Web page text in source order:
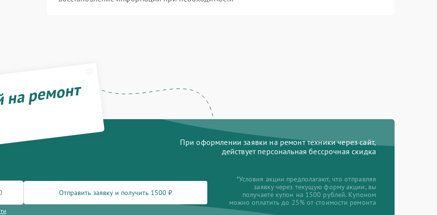
ремонт
При оформлении заявки на ремонт техники через сайт,
действует персональная бессрочная скидка
Отправить заявку и получить 1500 ₽
*Условия акции предполагают, что отправляя
заявку через текущую форму акции, вы
получаете купон на 1500 рублей. Купоном
можно оплатить до 25% от стоимости ремонта